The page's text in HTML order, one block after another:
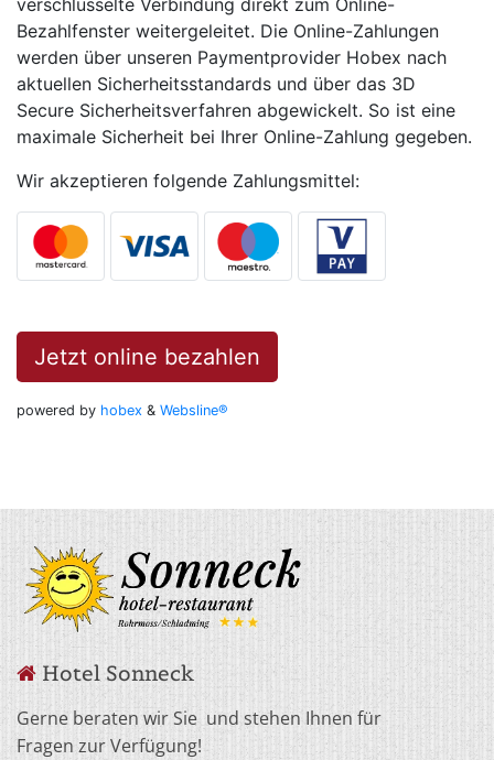
 Hotel Sonneck
Gerne beraten wir Sie und stehen Ihnen für
Fragen zur Verfügung!